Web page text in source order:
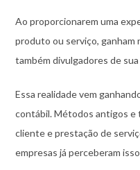
Ao proporcionarem uma
produto ou serviço, ganham
também divulgadores de sua
Essa realidade vem
contábil. Métodos antigos e
cliente e prestação de
empresas já perceberam